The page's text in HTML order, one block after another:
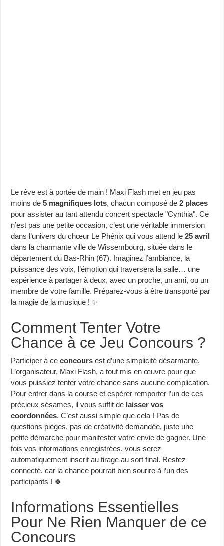
Le rêve est à portée de main ! Maxi Flash met en jeu pas
moins de5 magnifiques lots, chacun composé de2 places
pour assister au tant attendu concert spectacle "Cynthia". Ce
n’est pas une petite occasion, c’est une véritable immersion
dans l’univers du chœur Le Phénix qui vous attend le25 avril
dans la charmante ville de Wissembourg, située dans le
département du Bas-Rhin (67). Imaginez l’ambiance, la
puissance des voix, l’émotion qui traversera la salle… une
expérience à partager à deux, avec un proche, un ami, ou un
membre de votre famille. Préparez-vous à être transporté par
la magie de la musique ! ✨
Comment Tenter Votre
Chance à ce Jeu Concours ?
Participer à ceconcours est d’une simplicité désarmante.
L’organisateur, Maxi Flash, a tout mis en œuvre pour que
vous puissiez tenter votre chance sans aucune complication.
Pour entrer dans la course et espérer remporter l’un de ces
précieux sésames, il vous suffit de laisser vos
coordonnées. C’est aussi simple que cela ! Pas de
questions pièges, pas de créativité demandée, juste une
petite démarche pour manifester votre envie de gagner. Une
fois vos informations enregistrées, vous serez
automatiquement inscrit au tirage au sort final. Restez
connecté, car la chance pourrait bien sourire à l’un des
participants ! 🍀
Informations Essentielles
Pour Ne Rien Manquer de ce
Concours